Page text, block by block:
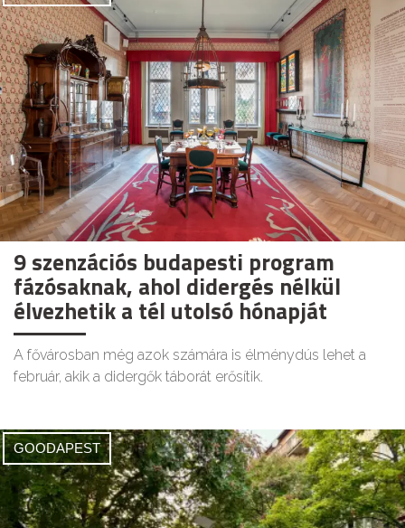
9 szenzációs budapesti program
fázósaknak, ahol didergés nélkül
élvezhetik a tél utolsó hónapját
A fővárosban még azok számára is élménydús lehet a
február, akik a didergők táborát erősítik.
GOODAPEST